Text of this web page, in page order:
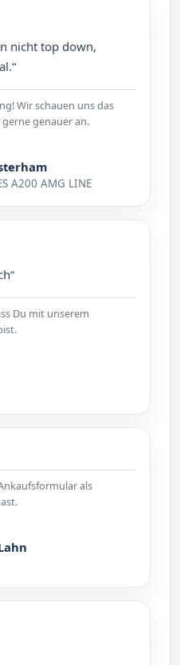
nicht top down,
Wir schauen uns das
genauer an.
A200 AMG LINE
Du mit unserem
als